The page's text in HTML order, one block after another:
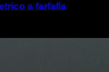
a farfalla